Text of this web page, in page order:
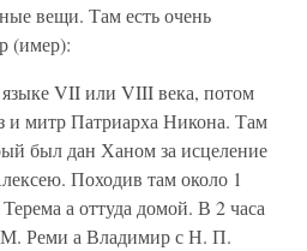
вещи. Там есть очень
(имер):
языке VII или VIII века, потом
и митр Патриарха Никона. Там
был дан Ханом за исцеление
Походив там около 1
а оттуда домой. В 2 часа
М. Реми а Владимир с Н. П.